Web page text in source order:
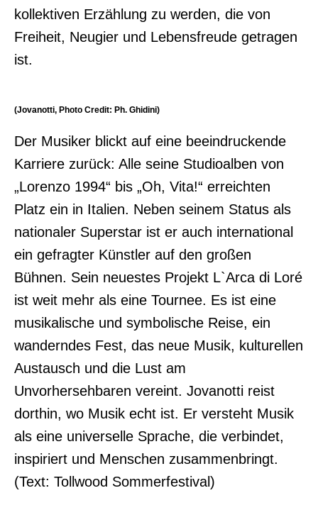
kollektiven Erzählung zu werden, die von
Freiheit, Neugier und Lebensfreude getragen
ist.
(Jovanotti, Photo Credit: Ph. Ghidini)
Der Musiker blickt auf eine beeindruckende
Karriere zurück: Alle seine Studioalben von
„Lorenzo 1994“ bis „Oh, Vita!“ erreichten
Platz ein in Italien. Neben seinem Status als
nationaler Superstar ist er auch international
ein gefragter Künstler auf den großen
Bühnen. Sein neuestes Projekt L`Arca di Loré
ist weit mehr als eine Tournee. Es ist eine
musikalische und symbolische Reise, ein
wanderndes Fest, das neue Musik, kulturellen
Austausch und die Lust am
Unvorhersehbaren vereint. Jovanotti reist
dorthin, wo Musik echt ist. Er versteht Musik
als eine universelle Sprache, die verbindet,
inspiriert und Menschen zusammenbringt.
(Text: Tollwood Sommerfestival)